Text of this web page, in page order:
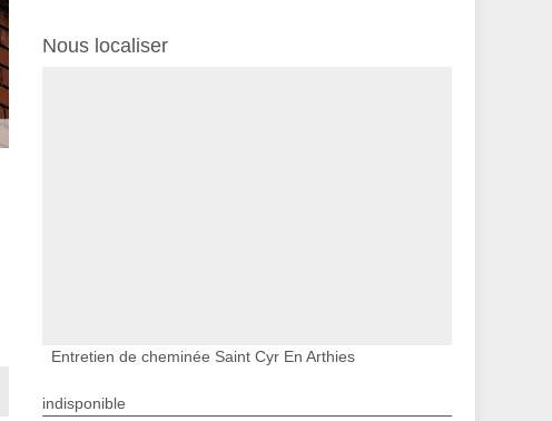
Nous localiser
Entretien de cheminée Saint Cyr En Arthies
indisponible